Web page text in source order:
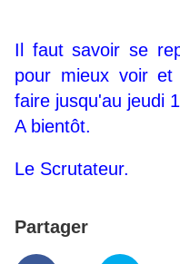
Il faut savoir se
pour mieux voir
faire jusqu'au jeudi
A bientôt.
Le Scrutateur.
Partager